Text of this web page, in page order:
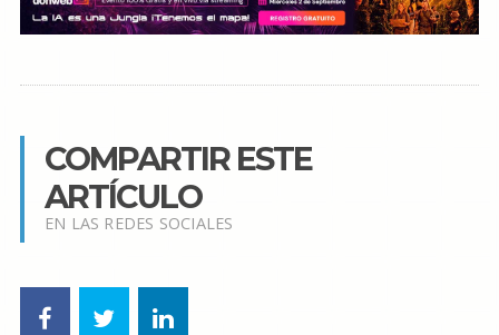
COMPARTIR ESTE
ARTÍCULO
EN LAS REDES SOCIALES